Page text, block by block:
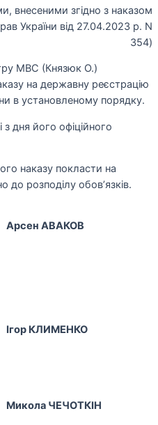
внесеними згідно з наказом
України від 27.04.2023 р. N
354)
МВС (Князюк О.)
на державну реєстрацію
в установленому порядку.
дня його офіційного
наказу покласти на
до розподілу обов’язків.
Арсен АВАКОВ
Ігор КЛИМЕНКО
Микола ЧЕЧОТКІН